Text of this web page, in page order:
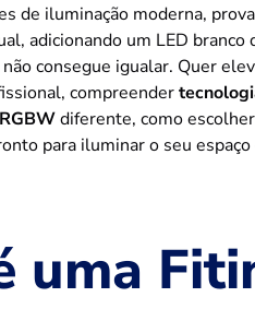
de iluminação moderna,
adicionando um LED
consegue igualar. Quer
compreender
diferente, como
para iluminar o seu
uma